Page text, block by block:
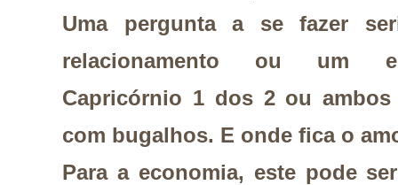
Uma pergunta a se fazer
relacionamento ou um
Capricórnio 1 dos 2 ou
com bugalhos. E onde fica o
Para a economia, este pode